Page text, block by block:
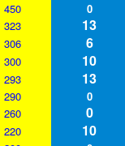
450
0
323 13
306 6
300 10
293 13
290
0
260 0
220 10